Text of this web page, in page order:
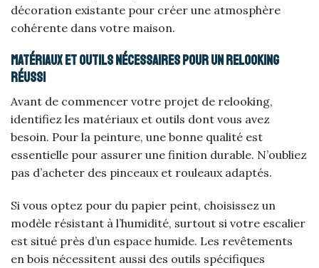
décoration existante pour créer une atmosphère
cohérente dans votre maison.
Matériaux et outils nécessaires pour un relooking
réussi
Avant de commencer votre projet de relooking,
identifiez les matériaux et outils dont vous avez
besoin. Pour la peinture, une bonne qualité est
essentielle pour assurer une finition durable. N’oubliez
pas d’acheter des pinceaux et rouleaux adaptés.
Si vous optez pour du papier peint, choisissez un
modèle résistant à l’humidité, surtout si votre escalier
est situé près d’un espace humide. Les revêtements
en bois nécessitent aussi des outils spécifiques